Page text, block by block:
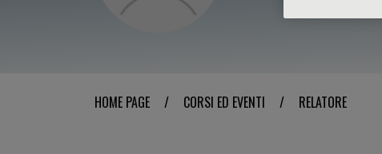
HOME PAGE / CORSI ED EVENTI / RELATORE